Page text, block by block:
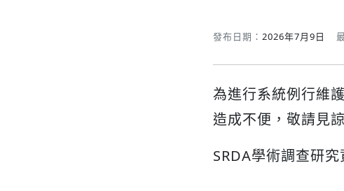
發布日期： 2026年7月9日
為進行系統例行維
造成不便，敬請見諒
SRDA學術調查研